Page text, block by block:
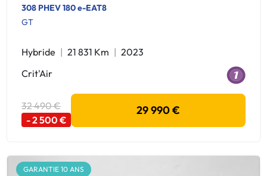
308 PHEV 180 e-EAT8
GT
Hybride 21 831 Km
2023
Crit'Air
32 490 €
- 2 500 €
29 990 €
GARANTIE 10 ANS